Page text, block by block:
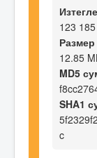
123
12.85
MD5
SHA1
c